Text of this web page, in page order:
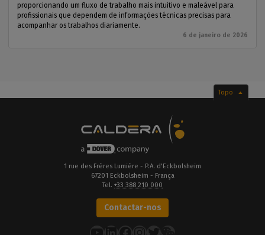
proporcionando um fluxo de trabalho mais intuitivo e maleável para
profissionais que dependem de informações técnicas precisas para
acompanhar os trabalhos diariamente.
6 de janeiro de 2026
Topo
1 rue des Frères Lumière - P.A. d'Eckbolsheim
67201 Eckbolsheim - França
Tel. +33 388 210 000
Contactar-nos
YouTube
LinkedIn
Facebook
Instagram
Twitter